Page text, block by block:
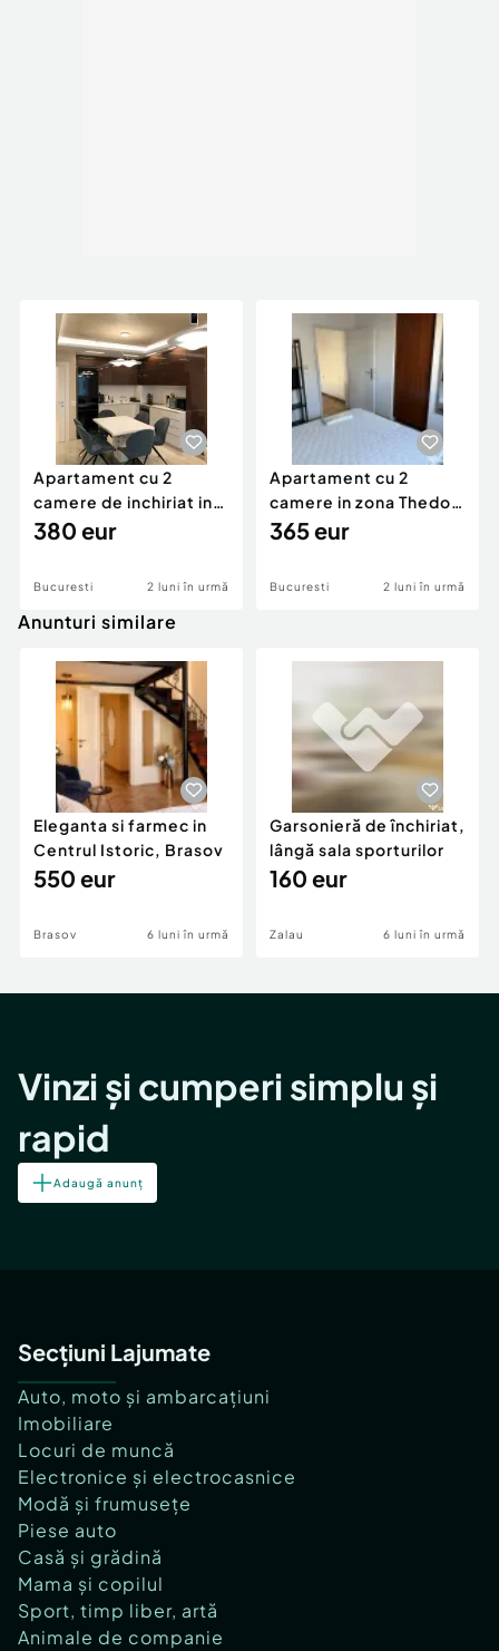
Apartament cu 2
camere de inchiriat in
zona Militari
380 eur
Bucuresti 2 luni în urmă
Apartament cu 2
camere in zona Thedor
Pallady
365 eur
Bucuresti 2 luni în urmă
Anunturi similare
Eleganta si farmec in
Centrul Istoric, Brasov
550 eur
Brasov 6 luni în urmă
Garsonieră de închiriat,
lângă sala sporturilor
160 eur
Zalau 6 luni în urmă
Vinzi și cumperi simplu și
rapid
Adaugă anunț
Secțiuni Lajumate
Auto, moto și ambarcațiuni
Imobiliare
Locuri de muncă
Electronice și electrocasnice
Modă și frumusețe
Piese auto
Casă și grădină
Mama și copilul
Sport, timp liber, artă
Animale de companie